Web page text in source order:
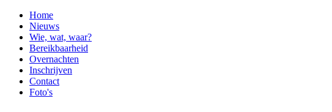
Home
Nieuws
Wie, wat, waar?
Bereikbaarheid
Overnachten
Inschrijven
Contact
Foto's